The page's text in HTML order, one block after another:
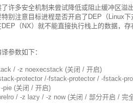
许多安全机制来尝试降低或阻止缓冲区溢
别注意目标进程是否开启了DEP（Linux下
（NX）就不能直接执行栈上的数据，
参数如下：
/ -z noexecstack (关闭 / 开启)
protector /-fstack-protector / -fstack-
pie (关闭 / 开启)
/ -z lazy / -z now (关闭 / 部分开启 / 完